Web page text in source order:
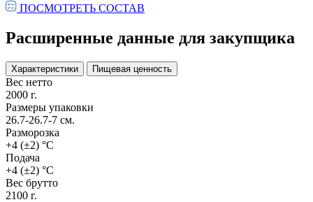
ПОСМОТРЕТЬ СОСТАВ
Расширенные данные для закупщика
Характеристики Пищевая ценность
Вес нетто
2000 г.
Размеры упаковки
26.7-26.7-7 см.
Разморозка
+4 (±2) °С
Подача
+4 (±2) °С
Вес брутто
2100 г.